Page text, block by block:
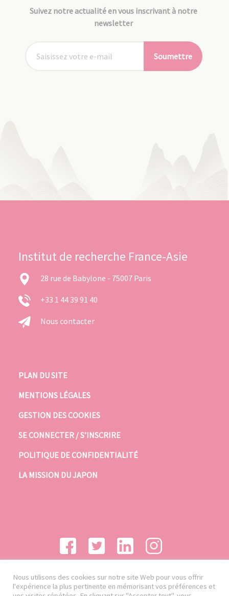
Suivez notre actualité en vous inscrivant à notre
newsletter
Soumettre
Institut de recherche France-Asie
28 rue de Babylone - 75007 Paris
+33 1 44 39 91 40
Nous contacter
PLAN DU SITE
MENTIONS LÉGALES
GESTION DES COOKIES
SE CONNECTER / S’INSCRIRE
POLITIQUE DE CONFIDENTIALITÉ
LA MISSION DU JAPON
Nous utilisons des cookies sur notre site Web pour vous offrir
l'expérience la plus pertinente en mémorisant vos préférences et